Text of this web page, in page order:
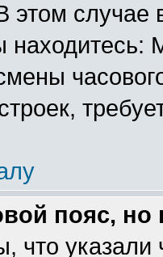
этом
пояс,
что указали